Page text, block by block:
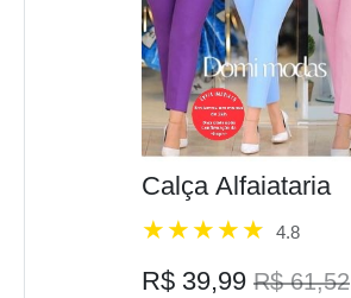
Calça Alfaiataria
4.8
R$ 39,99 R$ 61,52